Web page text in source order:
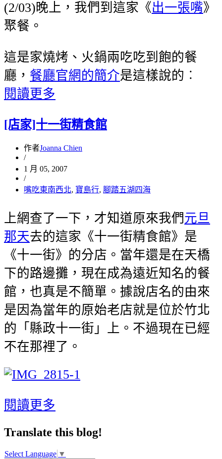
(2/03)晚上，我們到這家《出一張嘴》
聚餐。
這是家燒烤、火鍋兩吃吃到飽的餐
廳， 餐廳官網的簡介是這樣說的︰
閱讀更多
[店家]十一街精食館
作者Joanna Chien
/
1 月 05, 2007
/
嘴吃東南西北, 寶島行, 腳踏五湖四海
上網查了一下，才知道原來我們元旦
那天去的這家《十一街精食館》是
《十一街》的分店。當年還是在天橋
下的路邊攤，現在成為遠近知名的餐
館，也真是不簡單。據說店名的由來
是因為當年的原始老店就是位於竹北
的「縣政十一街」上。不過現在已經
不在那裡了。
閱讀更多
Translate this blog!
Select Language ▼